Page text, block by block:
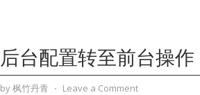
后台配置转至前台操作
by枫竹丹青 ⋅ Leave a Comment